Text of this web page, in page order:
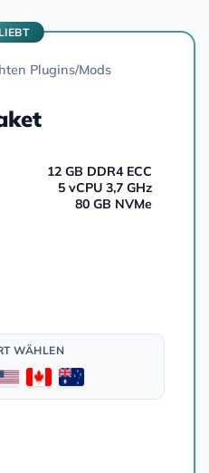
Plugins/Mods
12 GB DDR4 ECC
5 vCPU 3,7 GHz
80 GB NVMe
WÄHLEN